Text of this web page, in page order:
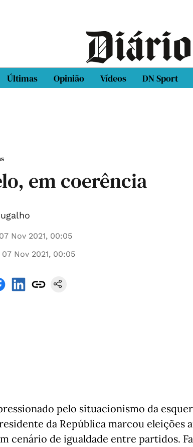
Últimas Opinião Vídeos DN Sport
em coerência
07 Nov 2021, 00:05
07 Nov 2021, 00:05
pelo situacionismo da
da República marcou eleições
cenário de igualdade entre partidos.